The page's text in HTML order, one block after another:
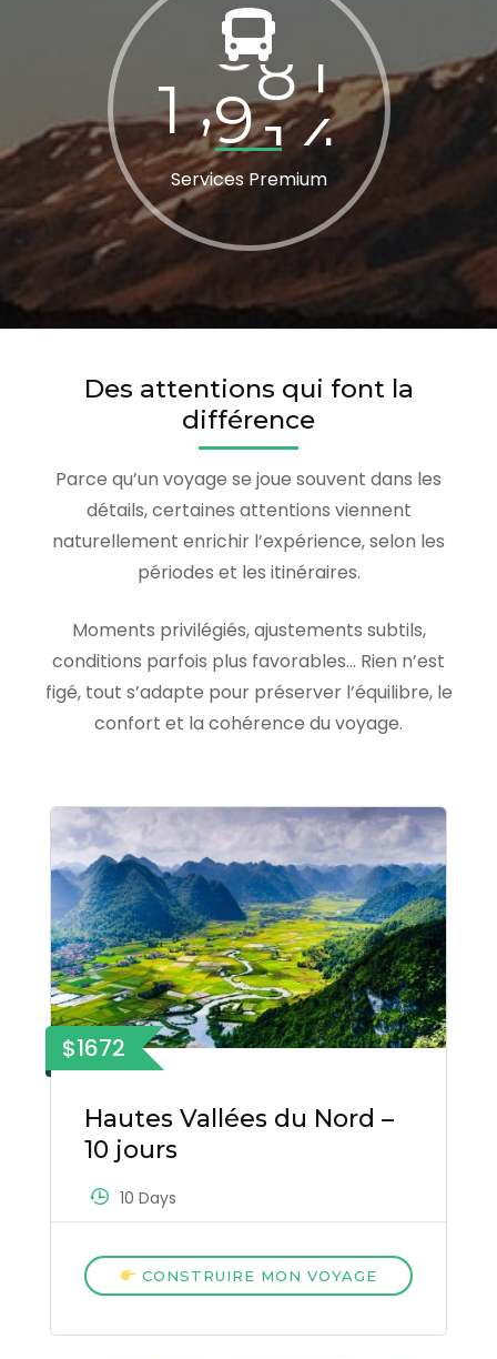
Services Premium
1,020
Des attentions qui font la
différence
Parce qu’un voyage se joue souvent dans les
détails, certaines attentions viennent
naturellement enrichir l’expérience, selon les
périodes et les itinéraires.
Moments privilégiés, ajustements subtils,
conditions parfois plus favorables… Rien n’est
figé, tout s’adapte pour préserver l’équilibre, le
confort et la cohérence du voyage.
$1672
Hautes Vallées du Nord –
10 jours
10 Days
CONSTRUIRE MON VOYAGE